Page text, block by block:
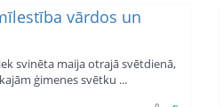
vārdos un
svinēta maija otrajā svētdienā,
ģimenes svētku ...